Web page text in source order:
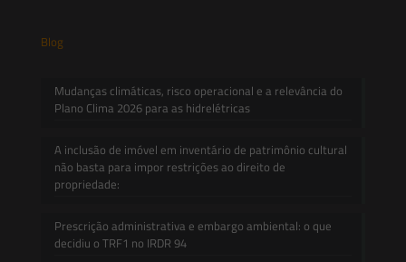
Blog
Mudanças climáticas, risco operacional e a relevância do
Plano Clima 2026 para as hidrelétricas
A inclusão de imóvel em inventário de patrimônio cultural
não basta para impor restrições ao direito de
propriedade:
Prescrição administrativa e embargo ambiental: o que
decidiu o TRF1 no IRDR 94